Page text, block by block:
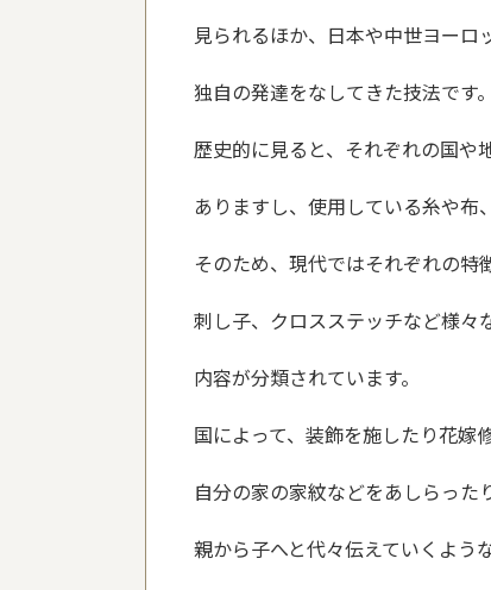
見られるほか、日本や中世ヨーロ
独自の発達をなしてきた技法です。
歴史的に見ると、それぞれの国や
ありますし、使用している糸や布
そのため、現代ではそれぞれの特
刺し子、クロスステッチなど様々
内容が分類されています。
国によって、装飾を施したり花嫁
自分の家の家紋などをあしらったり
親から子へと代々伝えていくよう